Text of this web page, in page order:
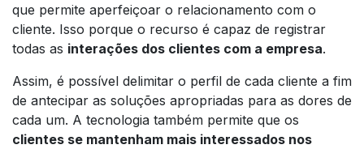
que permite aperfeiçoar o relacionamento com o
cliente. Isso porque o recurso é capaz de registrar
todas as interações dos clientes com a empresa.
Assim, é possível delimitar o perfil de cada cliente a fim
de antecipar as soluções apropriadas para as dores de
cada um. A tecnologia também permite que os
clientes se mantenham mais interessados nos